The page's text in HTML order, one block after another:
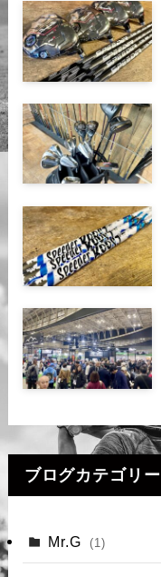
ブログカテゴリー
Mr.G (1)